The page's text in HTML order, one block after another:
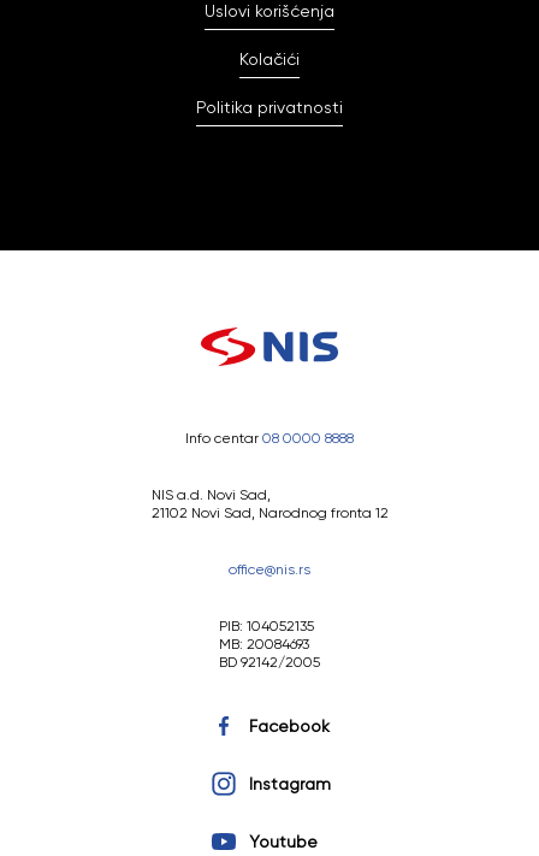
Uslovi korišćenja
Kolačići
Politika privatnosti
Info centar 08 0000 8888
NIS a.d. Novi Sad,
21102 Novi Sad, Narodnog fronta 12
office@nis.rs
PIB: 104052135
MB: 20084693
BD 92142/2005
Facebook
Instagram
Youtube